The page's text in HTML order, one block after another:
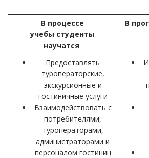
В процессе
учебы студенты
научатся
В
Предоставлять
туроператорские,
экскурсионные и
гостиничные услуги
Взаимодействовать с
потребителями,
туроператорами,
администраторами и
персоналом гостиниц